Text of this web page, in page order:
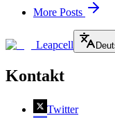
More Posts
Leapcell
Kontakt
Twitter